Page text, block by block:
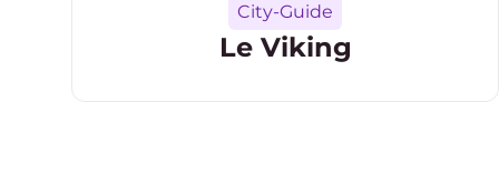
Le Viking
Catégorie
City-Guide